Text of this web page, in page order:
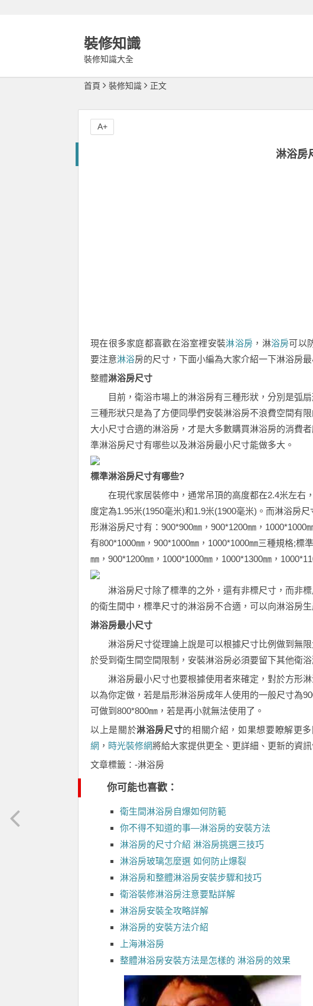
裝修知識
裝修知識大全
首頁 裝修知識 正文
淋浴房
現在很多家庭都喜歡在浴室裡安裝淋浴房 ，淋浴房可以
要注意淋浴房的尺寸，下面小編為大家介紹一下淋浴房
整體淋浴房尺寸
目前，衛浴市場上的淋浴房有三種形狀，分別是弧扇
三種形狀只是為了方便同學們安裝淋浴房不浪費空間有
大小尺寸合適的淋浴房，才是大多數購買淋浴房的消費
準淋浴房尺寸有哪些以及淋浴房最小尺寸能做多大。
標準淋浴房尺寸有哪些?
在現代家居裝修中，通常吊頂的高度都在2.4米左右
度定為1.95米(1950毫米)和1.9米(1900毫米)。而淋浴房
形淋浴房尺寸有：900*900㎜，900*1200㎜，
有800*1000㎜，900*1000㎜，1000*1000㎜三種規格;標
㎜，900*1200㎜，1000*1000㎜，1000*1300㎜，
淋浴房尺寸除了標準的之外，還有非標尺寸，而非標
的衛生間中，標準尺寸的淋浴房不合適，可以向淋浴房
淋浴房最小尺寸
淋浴房尺寸從理論上說是可以根據尺寸比例做到無限
於受到衛生間空間限制，安裝淋浴房必須要留下其他衛
淋浴房最小尺寸也要根據使用者來確定，對於方形淋
以為你定做，若是扇形淋浴房成年人使用的一般尺寸為
可做到800*800㎜，若是再小就無法使用了。
以上是關於淋浴房尺寸的相關介紹，如果想要瞭解更
網 ， 時光裝修網將給大家提供更全、更詳細、更新的資訊
文章標籤：-淋浴房
你可能也喜歡：
衛生間淋浴房自爆如何防範
你不得不知道的事—淋浴房的安裝方法
淋浴房的尺寸介紹 淋浴房挑選三技巧
淋浴房玻璃怎麼選 如何防止爆裂
淋浴房和整體淋浴房安裝步驟和技巧
衛浴裝修淋浴房注意要點詳解
淋浴房安裝全攻略詳解
淋浴房的安裝方法介紹
上海淋浴房
整體淋浴房安裝方法是怎樣的 淋浴房的效果
A+